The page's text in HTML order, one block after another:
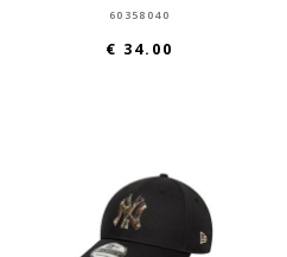
60358040
€ 34.00